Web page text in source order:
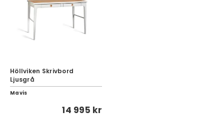
Höllviken Skrivbord
Ljusgrå
Mavis
14 995 kr